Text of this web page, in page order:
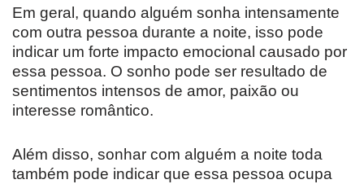
Em geral, quando alguém sonha intensamente
com outra pessoa durante a noite, isso pode
indicar um forte impacto emocional causado por
essa pessoa. O sonho pode ser resultado de
sentimentos intensos de amor, paixão ou
interesse romântico.
Além disso, sonhar com alguém a noite toda
também pode indicar que essa pessoa ocupa